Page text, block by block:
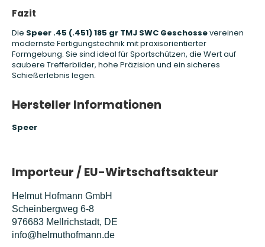
Fazit
Die Speer .45 (.451) 185 gr TMJ SWC Geschossevereinen
modernste Fertigungstechnik mit praxisorientierter
Formgebung. Sie sind ideal für Sportschützen, die Wert auf
saubere Trefferbilder, hohe Präzision und ein sicheres
Schießerlebnis legen.
Hersteller Informationen
Speer
Importeur / EU-Wirtschaftsakteur
Helmut Hofmann GmbH
Scheinbergweg 6-8
976683 Mellrichstadt, DE
info@helmuthofmann.de